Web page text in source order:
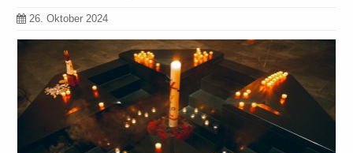
26. Oktober 2024